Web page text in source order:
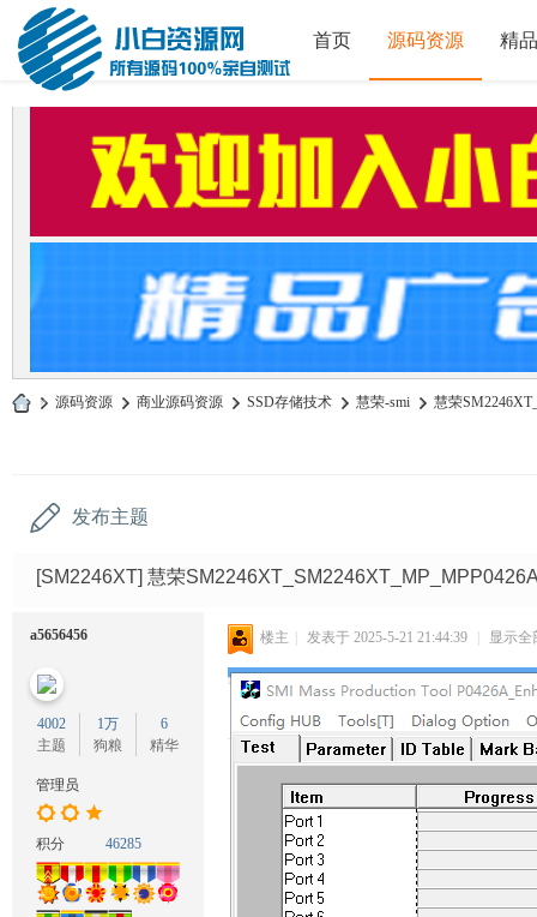
首页 源码资源 精
» 源码资源 › 商业源码资源 › SSD存储技术 › 慧荣-smi › 慧荣
发布主题
[SM2246XT] 慧荣
a5656456
4002
主题
1万
狗粮
6
精华
管理员
积分 46285
楼主 | 发表于 2025-5-21 21:44:39 | 显示全